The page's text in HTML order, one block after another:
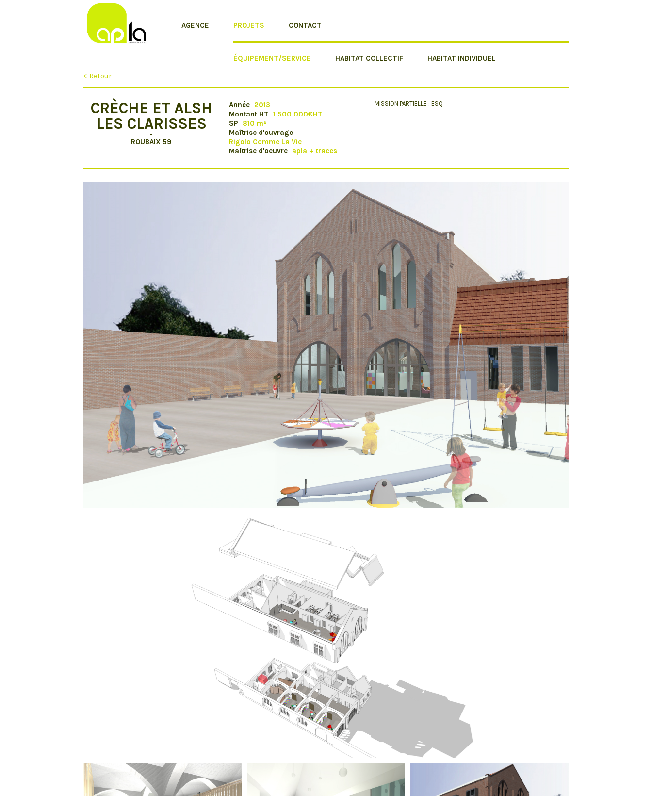
AGENCE PROJETS
ÉQUIPEMENT/SERVICE HABITAT COLLECTIF HABITAT INDIVIDUEL
CONTACT
< Retour
CRÈCHE ET ALSH
LES CLARISSES
-
ROUBAIX 59
Année 2013
Montant HT 1 500 000€HT
SP
810 m²
Maîtrise d'ouvrage
Rigolo Comme La Vie
Maîtrise d'oeuvre apla + traces
MISSION PARTIELLE : ESQ